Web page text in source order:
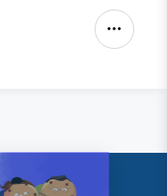
Autres